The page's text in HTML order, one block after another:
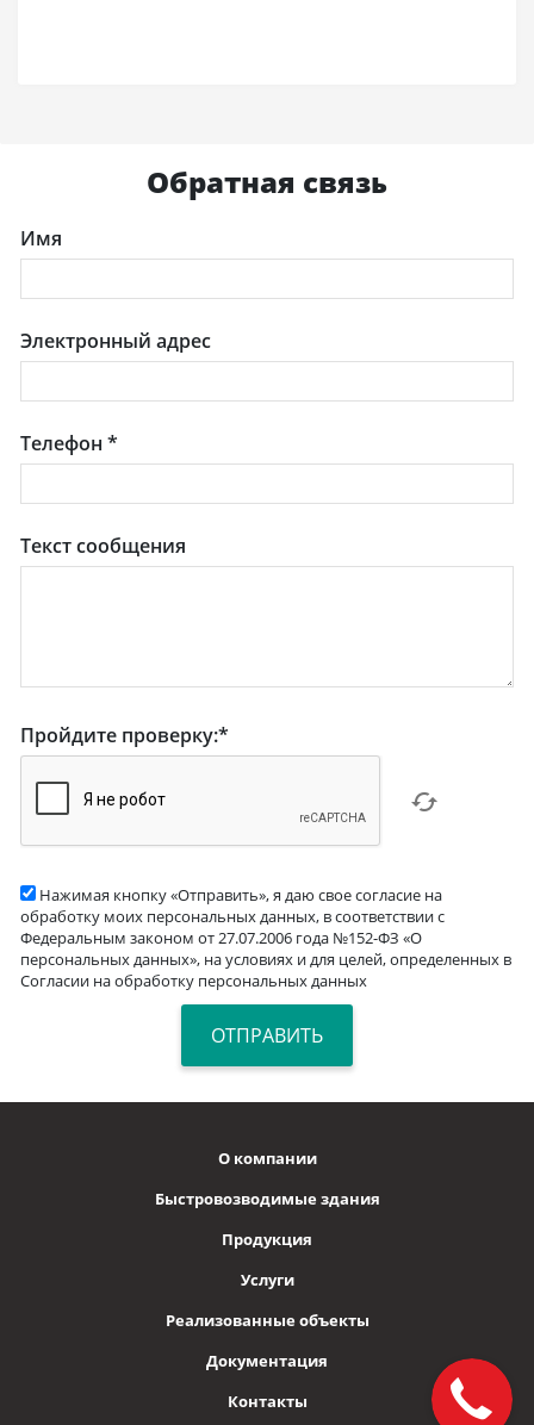
Обратная связь
Имя
Электронный адрес
Телефон*
Текст сообщения
Пройдите проверку:*
Нажимая кнопку «Отправить», я даю свое согласие на
обработку моих персональных данных, в соответствии с
Федеральным законом от 27.07.2006 года №152-ФЗ «О
персональных данных», на условиях и для целей, определенных в
Согласии на обработку персональных данных
О компании
Быстровозводимые здания
Продукция
Услуги
Реализованные объекты
Документация
Контакты